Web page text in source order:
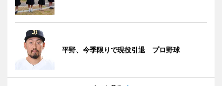
平野、今季限りで現役引退 プロ野球